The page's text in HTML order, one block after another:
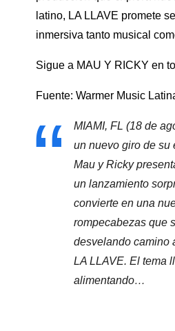
latino, LA LLAVE promete
inmersiva tanto musical
Sigue a MAU Y RICKY en
Fuente: Warmer Music
MIAMI, FL (18 de
un nuevo giro de su
Mau y Ricky
un lanzamiento
convierte en una
rompecabezas que
desvelando camino
LA LLAVE. El tema
alimentando…